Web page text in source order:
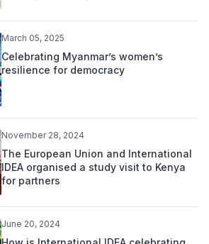
March 05, 2025
Celebrating Myanmar’s women’s
resilience for democracy
November 28, 2024
The European Union and International
IDEA organised a study visit to Kenya
for partners
June 20, 2024